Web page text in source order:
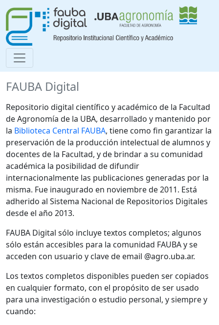
FAUBA Digital
Repositorio digital científico y académico de la Facultad
de Agronomía de la UBA, desarrollado y mantenido por
la Biblioteca Central FAUBA, tiene como fin garantizar la
preservación de la producción intelectual de alumnos y
docentes de la Facultad, y de brindar a su comunidad
académica la posibilidad de difundir
internacionalmente las publicaciones generadas por la
misma. Fue inaugurado en noviembre de 2011. Está
adherido al Sistema Nacional de Repositorios Digitales
desde el año 2013.
FAUBA Digital sólo incluye textos completos; algunos
sólo están accesibles para la comunidad FAUBA y se
acceden con usuario y clave de email @agro.uba.ar.
Los textos completos disponibles pueden ser copiados
en cualquier formato, con el propósito de ser usado
para una investigación o estudio personal, y siempre y
cuando: